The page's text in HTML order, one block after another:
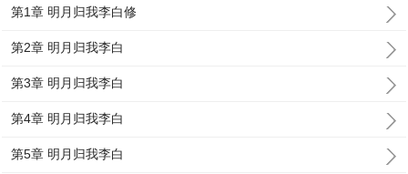
第1章 明月归我李白修
第2章 明月归我李白
第3章 明月归我李白
第4章 明月归我李白
第5章 明月归我李白